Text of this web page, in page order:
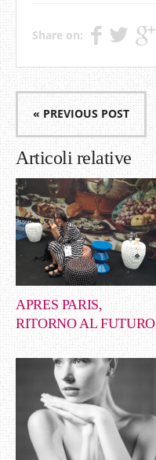
Share on:
« PREVIOUS POST
Articoli relative
APRES PARIS,
RITORNO AL FUTURO